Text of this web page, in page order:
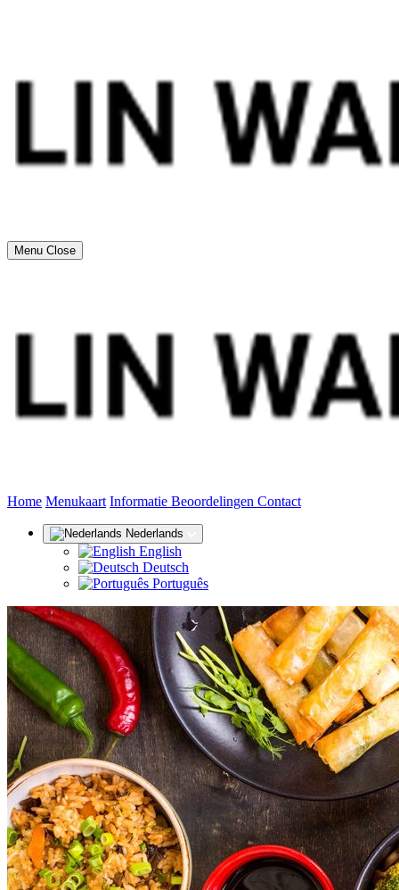
Menu Close
Home Menukaart Informatie (huidige)
Beoordelingen Contact
Nederlands
English
Deutsch
Português